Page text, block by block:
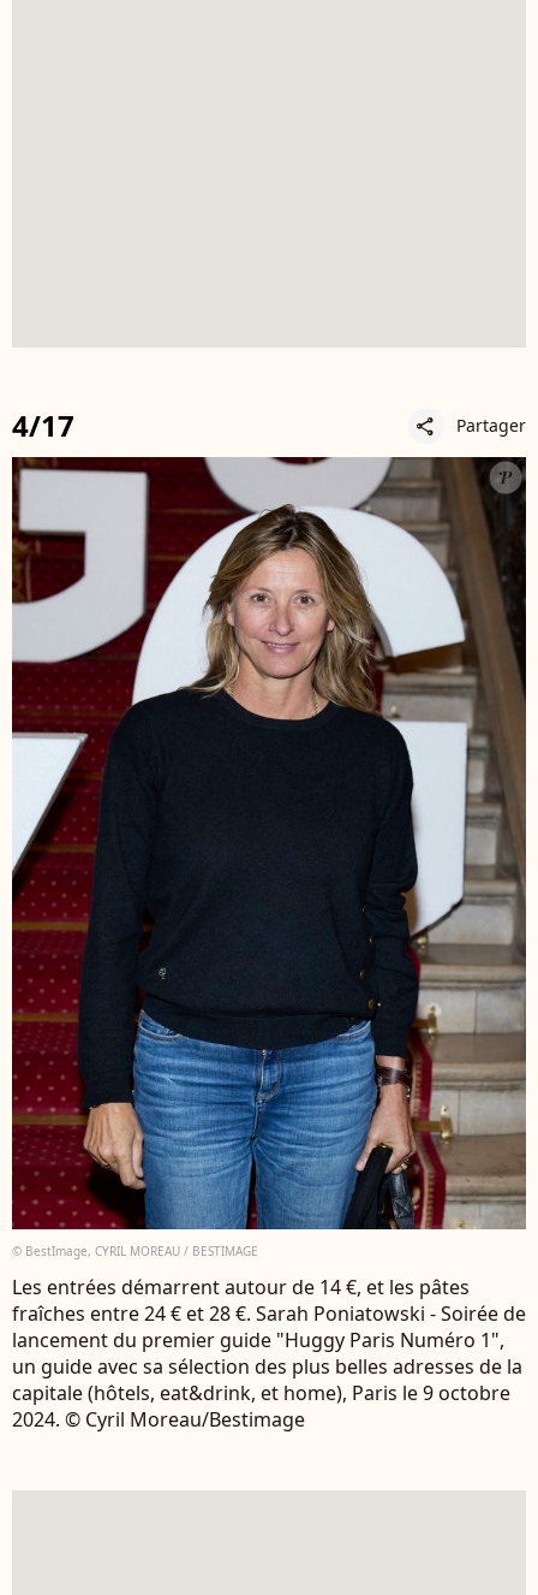
4/17 share Partager
© BestImage, CYRIL MOREAU / BESTIMAGE
Les entrées démarrent autour de 14 €, et les pâtes
fraîches entre 24 € et 28 €. Sarah Poniatowski - Soirée de
lancement du premier guide "Huggy Paris Numéro 1",
un guide avec sa sélection des plus belles adresses de la
capitale (hôtels, eat&drink, et home), Paris le 9 octobre
2024. © Cyril Moreau/Bestimage